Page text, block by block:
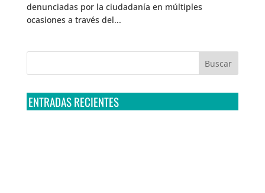
denunciadas por la ciudadanía en múltiples
ocasiones a través del...
ENTRADAS RECIENTES